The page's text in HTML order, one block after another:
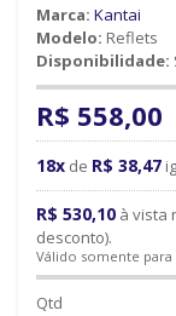
Marca: Kantai
Modelo: Reflets
Disponibilidade:
R$ 558,00
18x de R$ 38,47
R$ 530,10 à vista
desconto).
Válido somente para
Qtd